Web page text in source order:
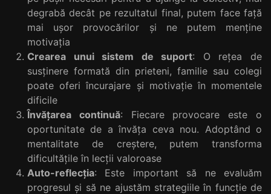
degrabă decât pe rezultatul final, putem face față
mai ușor provocărilor și ne putem menține
motivația
Crearea unui sistem de suport: O rețea de
susținere formată din prieteni, familie sau colegi
poate oferi încurajare și motivație în momentele
dificile
Învățarea continuă: Fiecare provocare este o
oportunitate de a învăța ceva nou. Adoptând o
mentalitate de creștere, putem transforma
dificultățile în lecții valoroase
Auto-reflecția: Este important să ne evaluăm
progresul și să ne ajustăm strategiile în funcție de